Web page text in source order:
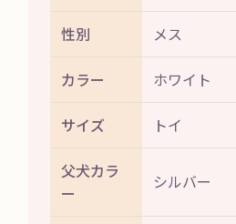
性別 メス
カラー ホワイト
サイズ トイ
父犬カラ
ー
シルバー